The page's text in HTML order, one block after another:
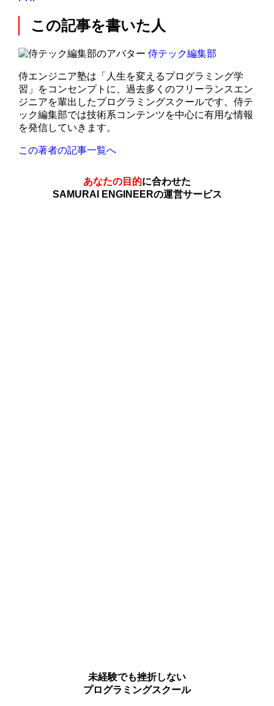
この記事を書いた人
侍テック編集部
侍エンジニア塾は「人生を変えるプログラミング学
習」をコンセンプトに、過去多くのフリーランスエン
ジニアを輩出したプログラミングスクールです。侍テ
ック編集部では技術系コンテンツを中心に有用な情報
を発信していきます。
この著者の記事一覧へ
あなたの目的に合わせた
SAMURAI ENGINEERの運営サービス
未経験でも挫折しない
プログラミングスクール